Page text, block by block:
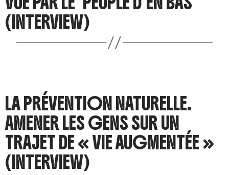
(INTERVIEW)
LA PRÉVENTION NATURELLE.
AMENER LES GENS SUR UN
TRAJET DE « VIE AUGMENTÉE »
(INTERVIEW)